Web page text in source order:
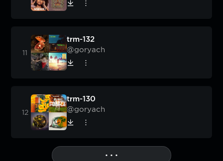
trm-132
@goryach
trm-130
@goryach
• • •